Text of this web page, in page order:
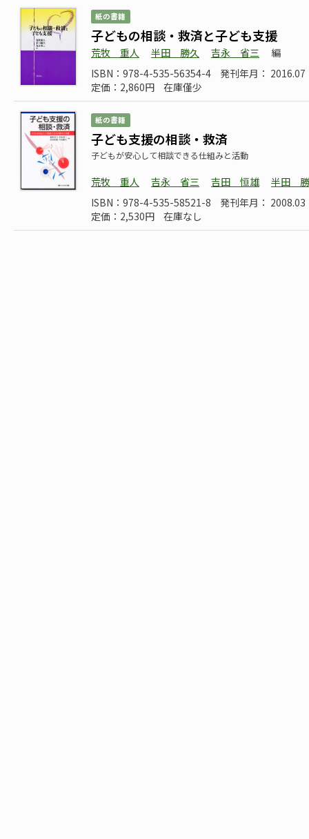
紙の書籍
子どもの相談・救済と子ども支援
荒牧 重人 半田 勝久 吉永 省三
編
ISBN：978-4-535-56354-4
発刊年月： 2016.07
定価：2,860円
在庫僅少
紙の書籍
子ども支援の相談・救済
子どもが安心して相談できる仕組みと活動
荒牧 重人 吉永 省三 吉田 恒雄
半田
ISBN：978-4-535-58521-8
発刊年月： 2008.03
定価：2,530円
在庫なし